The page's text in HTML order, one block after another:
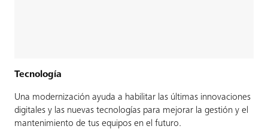
Tecnología
Una modernización ayuda a habilitar las últimas innovaciones
digitales y las nuevas tecnologías para mejorar la gestión y el
mantenimiento de tus equipos en el futuro.